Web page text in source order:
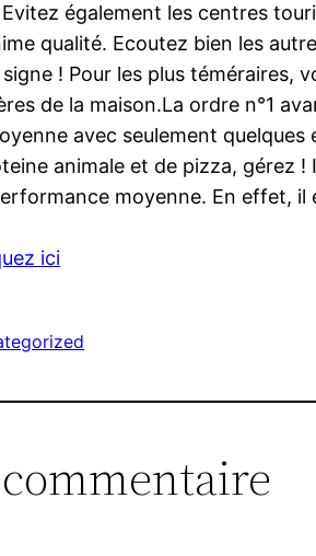
également les centres
qualité. Ecoutez bien les
signe ! Pour les plus
de la maison.La ordre n°1
avec seulement
animale et de pizza, gérez
moyenne. En effet,
ici